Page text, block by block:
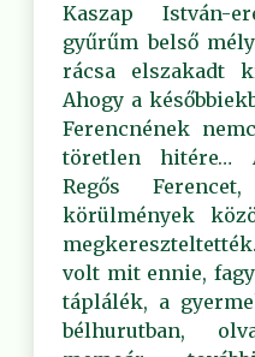
Kaszap István-
gyűrűm belső
rácsa elszakadt
Ahogy a
Ferencnének
töretlen hitére…
Regős
körülmények
volt mit ennie,
táplálék, a
bélhurutban,